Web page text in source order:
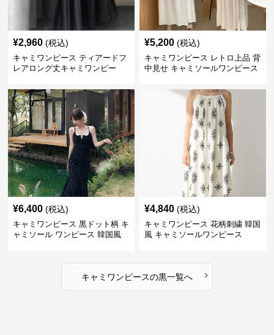
¥2,960 (税込)
キャミワンピース ティアードフ
レアロング丈キャミワンピー
¥5,200 (税込)
キャミワンピース レトロ上品 背
中見せ キャミソールワンピース
¥6,400 (税込)
キャミワンピース 黒ドット柄 キ
ャミソール ワンピース 韓国風
¥4,840 (税込)
キャミワンピース 花柄刺繍 韓国
風 キャミソールワンピース
キャミワンピースの黒一覧へ ›